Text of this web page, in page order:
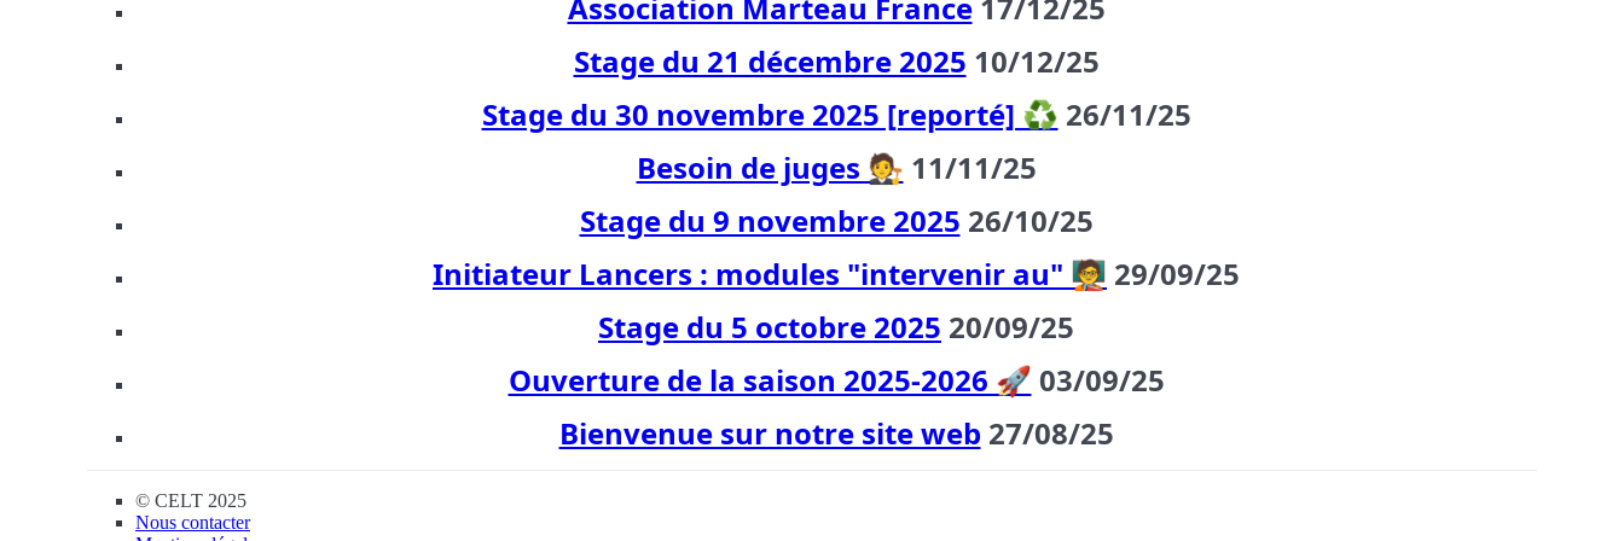
Stage du 21 décembre 2025 10/12/25
Stage du 30 novembre 2025 [reporté] ♻️ 26/11/25
Besoin de juges 🧑‍⚖️ 11/11/25
Stage du 9 novembre 2025 26/10/25
Initiateur Lancers : modules "intervenir au" 🧑‍🏫 29/09/25
Stage du 5 octobre 2025 20/09/25
Ouverture de la saison 2025-2026 🚀 03/09/25
Bienvenue sur notre site web 27/08/25
© CELT 2025
Nous contacter